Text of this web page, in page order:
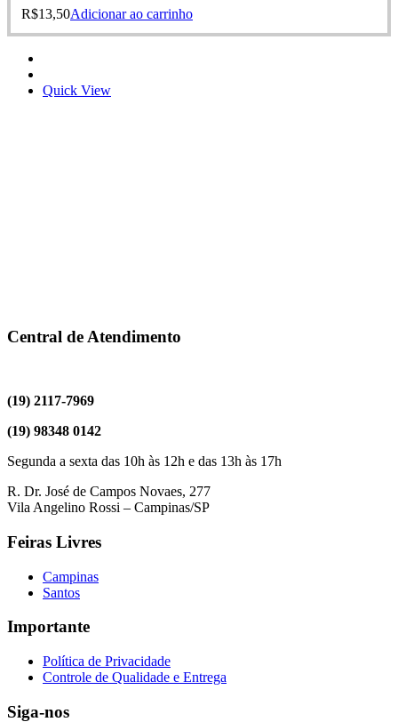
R$13,50Adicionar ao carrinho
Quick View
Central de Atendimento
(19) 2117-7969
(19) 98348 0142
Segunda a sexta das 10h às 12h e das 13h às 17h
R. Dr. José de Campos Novaes, 277
Vila Angelino Rossi – Campinas/SP
Feiras Livres
Campinas
Santos
Importante
Política de Privacidade
Controle de Qualidade e Entrega
Siga-nos